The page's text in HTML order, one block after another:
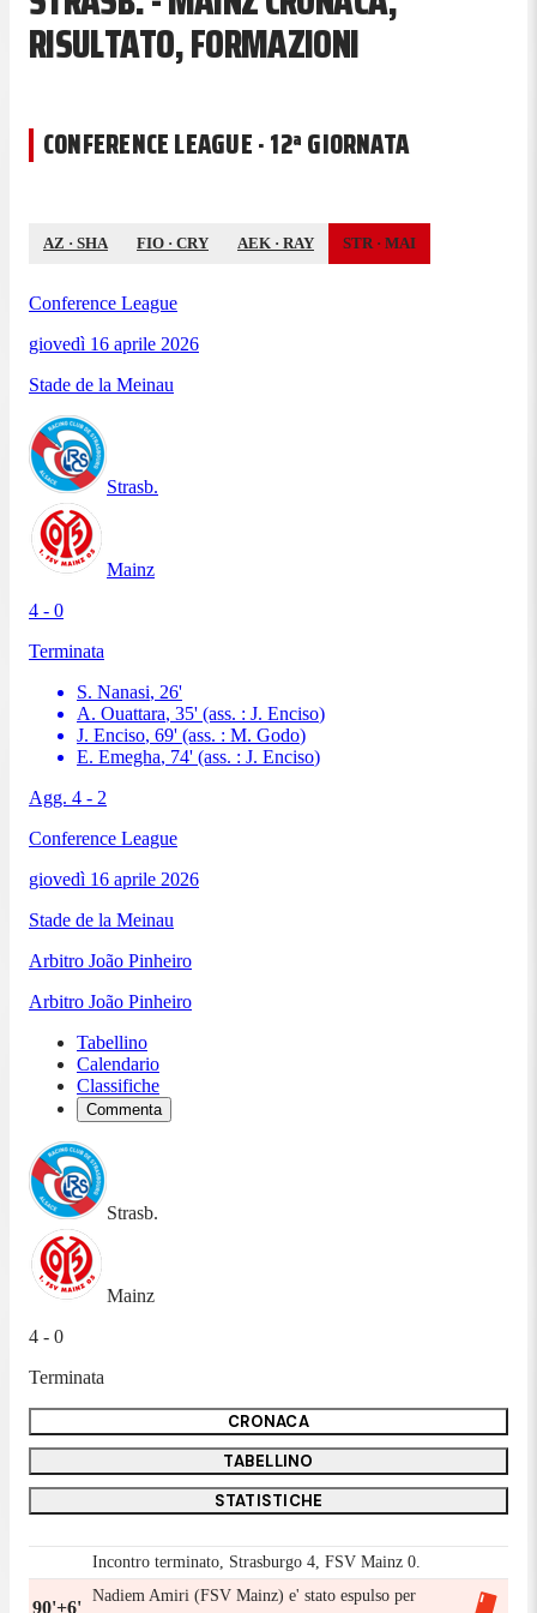
RISULTATO, FORMAZIONI
CONFERENCE LEAGUE · 12ª GIORNATA
AZ · SHA FIO · CRY AEK · RAY STR· MAI
Conference League
giovedì 16 aprile 2026
Stade de la Meinau
Strasb.
Mainz
4 - 0
Terminata
S. Nanasi, 26'
A. Ouattara, 35' (ass. : J. Enciso)
J. Enciso, 69' (ass. : M. Godo)
E. Emegha, 74' (ass. : J. Enciso)
Agg. 4 - 2
Conference League
giovedì 16 aprile 2026
Stade de la Meinau
Arbitro João Pinheiro
Arbitro João Pinheiro
Tabellino
Calendario
Classifiche
Commenta
Strasb.
Mainz
4 - 0
Terminata
CRONACA
TABELLINO
STATISTICHE
Incontro terminato, Strasburgo 4, FSV Mainz 0.
90'+6'
Nadiem Amiri (FSV Mainz) e' stato espulso per